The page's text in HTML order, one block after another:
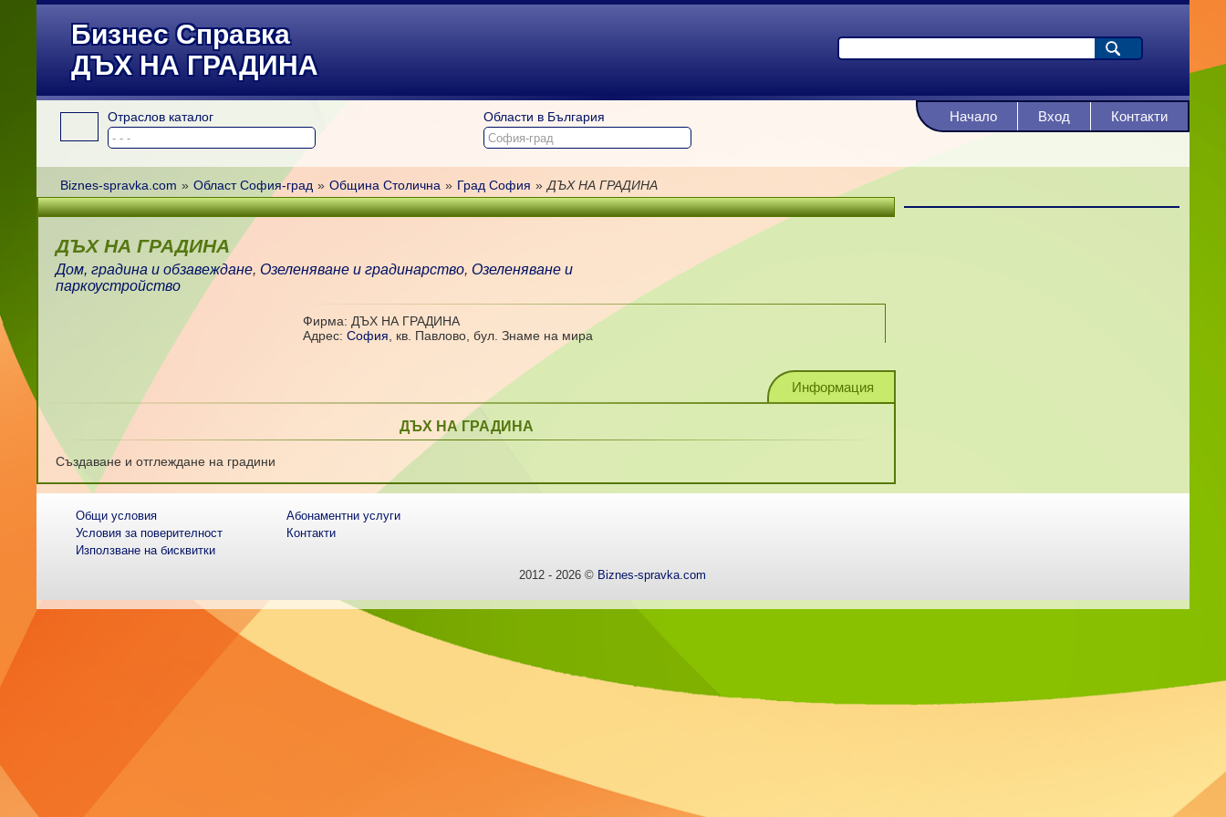
Бизнес Справка
ДЪХ НА ГРАДИНА
Отраслов каталог Области в България Начало Вход Контакти
Biznes-spravka.com » Област София-град » Община Столична » Град София » ДЪХ НА ГРАДИНА
ДЪХ НА ГРАДИНА
Дом, градина и обзавеждане,Озеленяване и градинарство,Озеленяване и
паркоустройство
Фирма: ДЪХ НА ГРАДИНА
Адрес:София кв. Павлово, бул. Знаме на мира
Информация
ДЪХ НА ГРАДИНА
Създаване и отглеждане на градини
Общи условия
Условия за поверителност
Използване на бисквитки
Абонаментни услуги
Контакти
2012 - 2026 © Biznes-spravka.com